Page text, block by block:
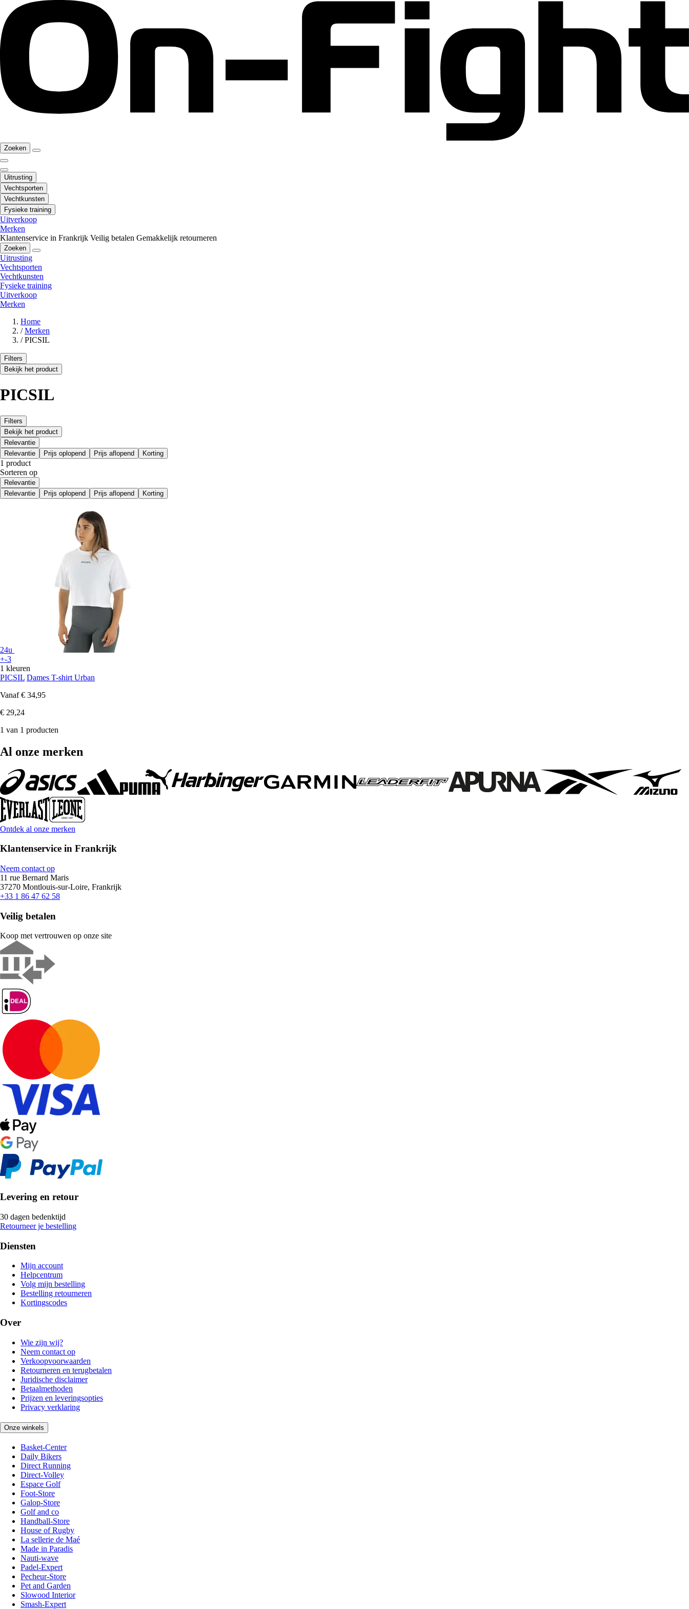
Zoeken
Uitrusting
Vechtsporten
Vechtkunsten
Fysieke training
Uitverkoop
Merken
Klantenservice in Frankrijk Veilig betalen Gemakkelijk retourneren
Zoeken
Uitrusting
Vechtsporten
Vechtkunsten
Fysieke training
Uitverkoop
Merken
Home
/ Merken
/ PICSIL
Filters
Bekijk het product
PICSIL
Filters
Bekijk het product
Relevantie
Relevantie
Prijs oplopend Prijs aflopend Korting
1 product
Sorteren op
Relevantie
Relevantie
Prijs oplopend Prijs aflopend Korting
24u
+-3
1 kleuren
PICSIL Dames T-shirt Urban
Vanaf € 34,95
€ 29,24
1 van 1 producten
Al onze merken
Ontdek al onze merken
Klantenservice in Frankrijk
Neem contact op
11 rue Bernard Maris
37270 Montlouis-sur-Loire, Frankrijk
+33 1 86 47 62 58
Veilig betalen
Koop met vertrouwen op onze site
Levering en retour
30 dagen bedenktijd
Retourneer je bestelling
Diensten
Mijn account
Helpcentrum
Volg mijn bestelling
Bestelling retourneren
Kortingscodes
Over
Wie zijn wij?
Neem contact op
Verkoopvoorwaarden
Retourneren en terugbetalen
Juridische disclaimer
Betaalmethoden
Prijzen en leveringsopties
Privacy verklaring
Onze winkels
Basket-Center
Daily Bikers
Direct Running
Direct-Volley
Espace Golf
Foot-Store
Galop-Store
Golf and co
Handball-Store
House of Rugby
La sellerie de Maé
Made in Paradis
Nauti-wave
Padel-Expert
Pecheur-Store
Pet and Garden
Slowood Interior
Smash-Expert